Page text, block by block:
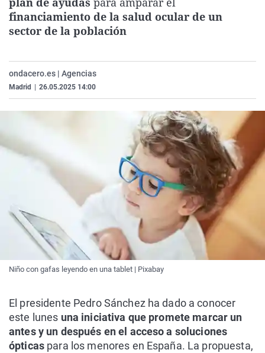
La rosa de los vientos
Caso
Extremadura
Virales
financiamiento de la salud ocular de un
sector de la población
ondacero.es | Agencias
Madrid 26.05.2025 14:00
Niño con gafas leyendo en una tablet | Pixabay
El presidente Pedro Sánchez ha dado a conocer
este lunes una iniciativa que promete marcar un
antes y un después en el acceso a soluciones
ópticas para los menores en España. La propuesta,